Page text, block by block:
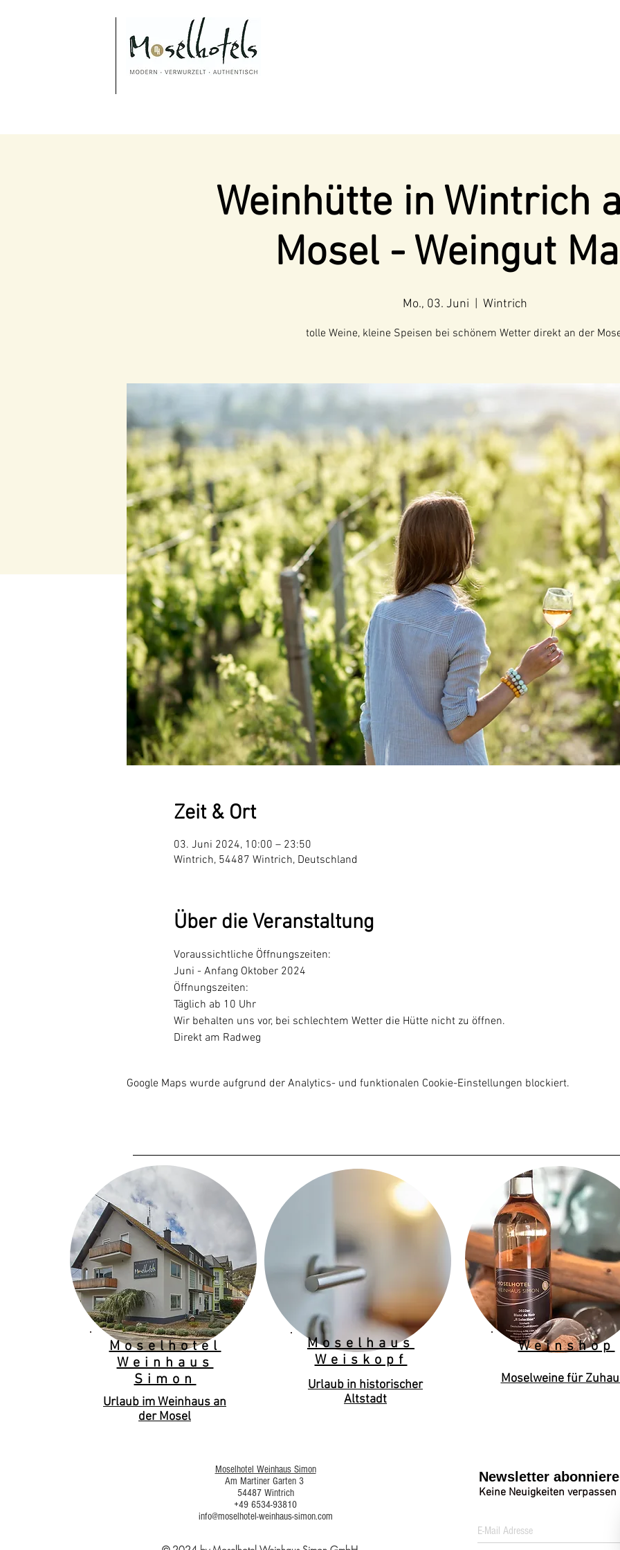
Weinhütte in Wintrich
Mosel - Weingut
Mo., 03. Juni Wintrich
tolle Weine, kleine Speisen bei schönem Wetter direkt an der
Zeit & Ort
03. Juni 2024, 10:00 – 23:50
Wintrich, 54487 Wintrich, Deutschland
Über die Veranstaltung
Voraussichtliche Öffnungszeiten:
Juni - Anfang Oktober 2024
Öffnungszeiten:
Täglich ab 10 Uhr
Wir behalten uns vor, bei schlechtem Wetter die Hütte nicht zu öffnen.
Direkt am Radweg
Google Maps wurde aufgrund der Analytics- und funktionalen Cookie-Einstellungen blockiert.
Moselhotel
Weinhaus
Simon
Urlaub im Weinhaus an
der Mosel
Moselhaus
Weiskopf
Urlaub in historischer
Altstadt
Weinshop
Moselweine für
Moselhotel Weinhaus Simon
Am Martiner Garten 3
54487 Wintrich
+49 6534-93810
info@moselhotel-weinhaus-simon.com
Newsletter
Keine Neuigkeiten verpassen